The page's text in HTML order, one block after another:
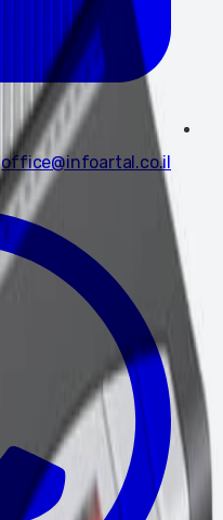
office@infoartal.co.il